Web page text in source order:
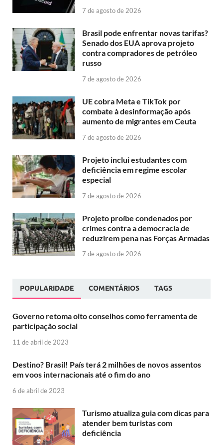
7 de agosto de 2026
Brasil pode enfrentar novas tarifas?
Senado dos EUA aprova projeto
contra compradores de petróleo
russo
7 de agosto de 2026
UE cobra Meta e TikTok por
combate à desinformação após
aumento de migrantes em Ceuta
7 de agosto de 2026
Projeto inclui estudantes com
deficiência em regime escolar
especial
7 de agosto de 2026
Projeto proíbe condenados por
crimes contra a democracia de
reduzirem pena nas Forças Armadas
7 de agosto de 2026
POPULARIDADE COMENTÁRIOS TAGS
Governo retoma oito conselhos como ferramenta de
participação social
11 de abril de 2023
Destino? Brasil! País terá 2 milhões de novos assentos
em voos internacionais até o fim do ano
6 de abril de 2023
Turismo atualiza guia com dicas para
atender bem turistas com
deficiência